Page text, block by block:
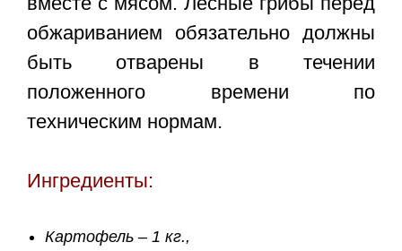
обжариванием обязательно должны
быть отварены в течении
положенного времени по
техническим нормам.
Ингредиенты:
Картофель – 1 кг.,